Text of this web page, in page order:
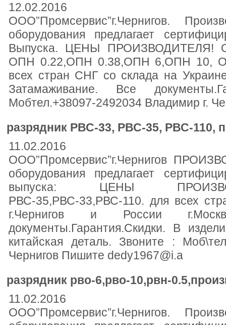
12.02.2016
ООО”Промсервис”г.Чернигов.
оборудования предлагает
Выпуска. ЦЕНЫ ПРОИЗВОДИТЕЛЯ!
ОПН 0.22,ОПН 0.38,ОПН 6,ОПН 10,
всех стран СНГ со склада на
Затамаживание. Все
Мобтел.+38097-2492034 Владимир г.
разрядник РВС-33, РВС-35, РВС-110,
11.02.2016
ООО”Промсервис”г.Чернигов
оборудования предлагает
выпуска: ЦЕНЫ
РВС-35,РВС-33,РВС-110. для всех
г.Чернигов и России
документы.Гарантия.Скидки. В
китайская деталь. Звоните :
Чернигов Пишите dedy1967@i.a
разрядник рво-6,рво-10,рвн-
11.02.2016
ООО”Промсервис”г.Чернигов.